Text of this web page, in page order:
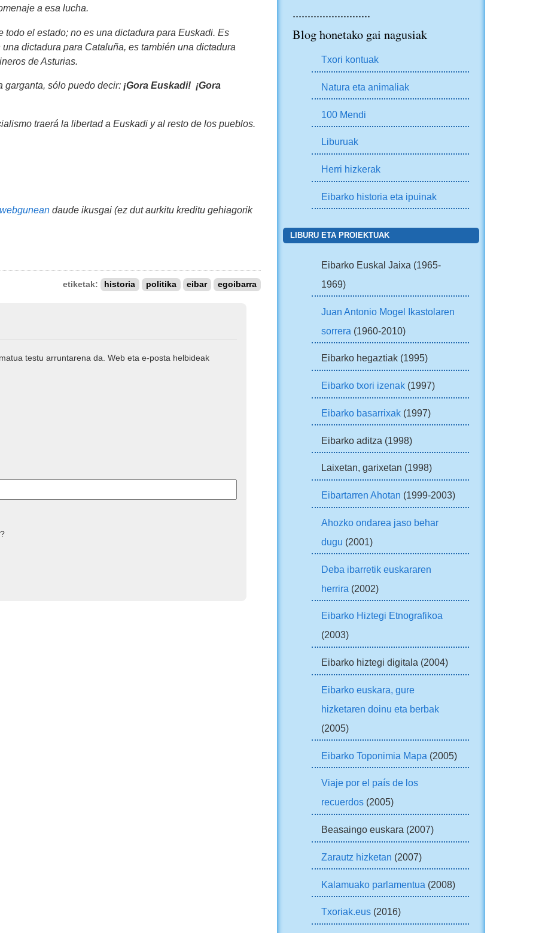
a esa lucha.
el estado; no es una dictadura para Euskadi. Es
dictadura para Cataluña, es también una dictadura
de Asturias.
garganta, sólo puedo decir: ¡Gora Euskadi! ¡Gora
traerá la libertad a Euskadi y al resto de los pueblos.
daude ikusgai (ez dut aurkitu kreditu gehiagorik
etiketak: historia politika eibar egoibarra
testu arruntarena da. Web eta e-posta helbideak
..........................
Blog honetako gai nagusiak
Txori kontuak
Natura eta animaliak
100 Mendi
Liburuak
Herri hizkerak
Eibarko historia eta ipuinak
LIBURU ETA PROIEKTUAK
Eibarko Euskal Jaixa (1965-
1969)
Juan Antonio Mogel Ikastolaren
sorrera (1960-2010)
Eibarko hegaztiak (1995)
Eibarko txori izenak (1997)
Eibarko basarrixak (1997)
Eibarko aditza (1998)
Laixetan, garixetan (1998)
Eibartarren Ahotan (1999-2003)
Ahozko ondarea jaso behar
dugu (2001)
Deba ibarretik euskararen
herrira (2002)
Eibarko Hiztegi Etnografikoa
(2003)
Eibarko hiztegi digitala (2004)
Eibarko euskara, gure
hizketaren doinu eta berbak
(2005)
Eibarko Toponimia Mapa (2005)
Viaje por el país de los
recuerdos (2005)
Beasaingo euskara (2007)
Zarautz hizketan (2007)
Kalamuako parlamentua (2008)
Txoriak.eus (2016)